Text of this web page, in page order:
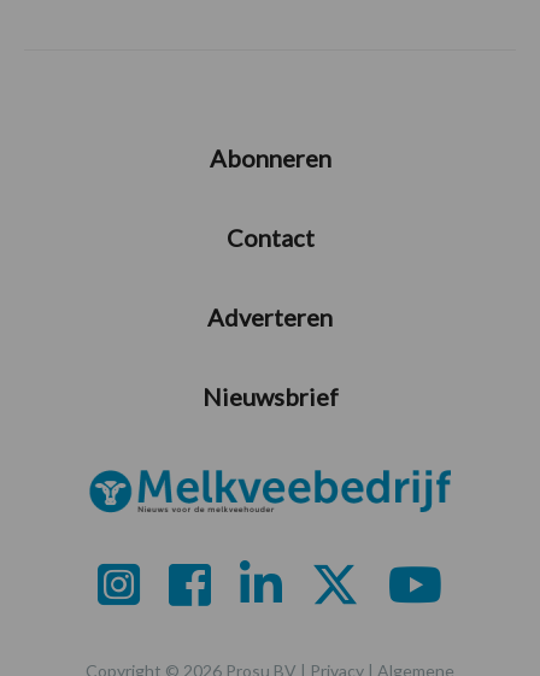
Abonneren
Contact
Adverteren
Nieuwsbrief
Copyright © 2026 Prosu BV | Privacy | Algemene